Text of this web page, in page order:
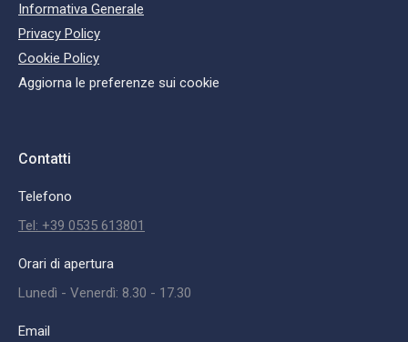
Informativa Generale
Privacy Policy
Cookie Policy
Aggiorna le preferenze sui cookie
Contatti
Telefono
Tel: +39 0535 613801
Orari di apertura
Lunedì - Venerdì: 8.30 - 17.30
Email